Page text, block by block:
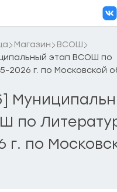
Магазин
ВСОШ
этап ВСОШ по
2026 г. по Московской
по
г. по